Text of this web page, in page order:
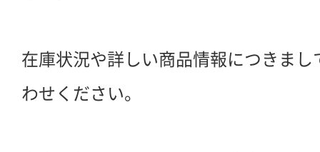
在庫状況や詳しい商品情報につきま
わせください。